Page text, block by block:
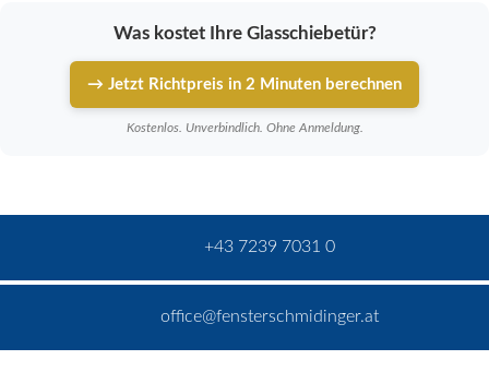
Was kostet Ihre Glasschiebetür?
→ Jetzt Richtpreis in 2 Minuten berechnen
Kostenlos. Unverbindlich. Ohne Anmeldung.
+43 7239 7031 0
office@fensterschmidinger.at